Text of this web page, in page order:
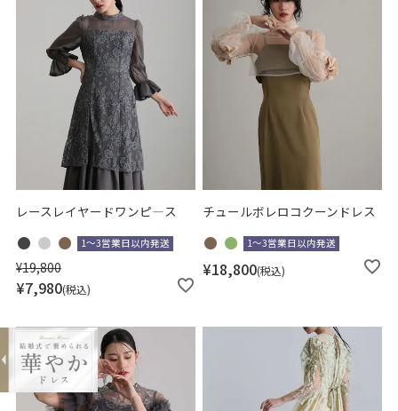
レースレイヤードワンピ―ス
1～3営業日以内発送
¥19,800
¥7,980 税込
チュールボレロコクーンドレス
1～3営業日以内発送
¥18,800 税込